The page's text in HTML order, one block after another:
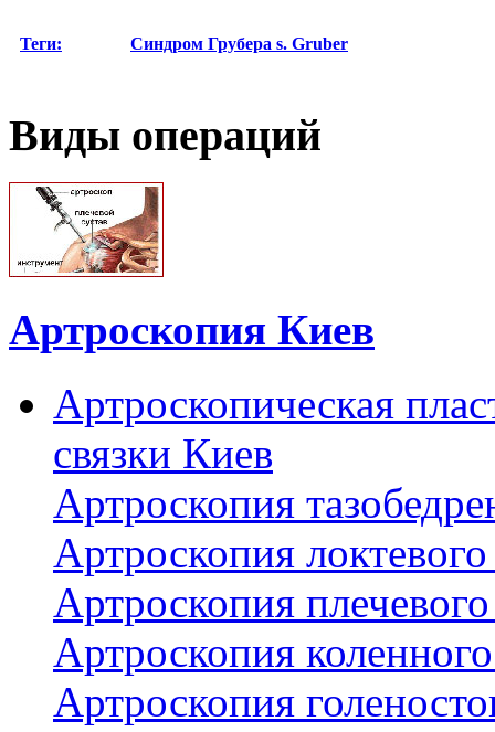
Теги: Синдром Грубера s. Gruber
Виды операций
Артроскопия Киев
Артроскопическая
связки Киев
Артроскопия
Артроскопия
Артроскопия
Артроскопия
Артроскопия